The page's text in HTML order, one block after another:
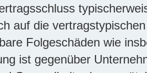
auf die
Folgeschäden wie
ist gegenüber